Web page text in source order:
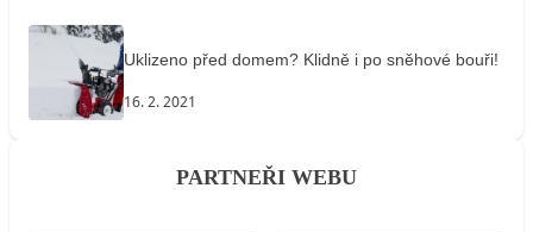
Uklizeno před domem? Klidně i po sněhové bouři!
16. 2. 2021
PARTNEŘI WEBU